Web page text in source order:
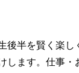
後半を賢く楽
します。仕事